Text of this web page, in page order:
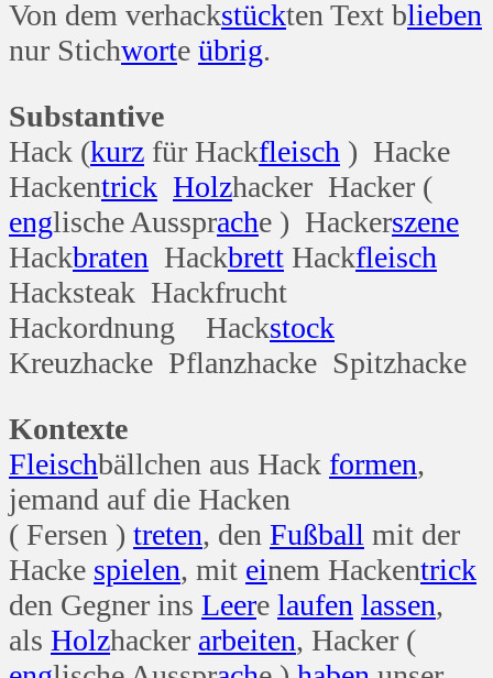
Von dem verhackstückten Text blieben
nur Stichworte übrig.
Substantive
Hack (kurz für Hackfleisch ) Hacke
Hackentrick Holzhacker Hacker (
englische Aussprache ) Hackerszene
Hackbraten Hackbrett Hackfleisch
Hacksteak Hackfrucht
Hackordnung Hackstock
Kreuzhacke Pflanzhacke Spitzhacke
Kontexte
Fleischbällchen aus Hack formen,
jemand auf die Hacken
( Fersen ) treten, den Fußball mit der
Hacke spielen, mit einem Hackentrick
den Gegner ins Leere laufen lassen,
als Holzhacker arbeiten, Hacker (